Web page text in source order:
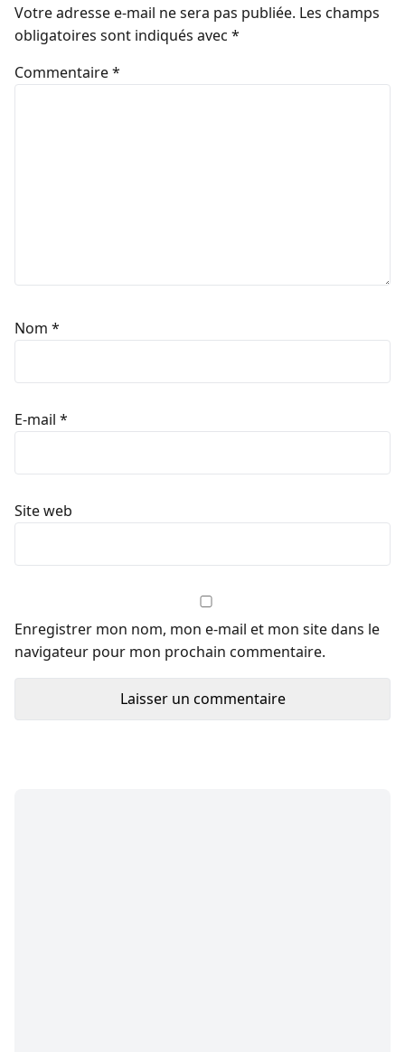
Votre adresse e-mail ne sera pas publiée. Les champs
obligatoires sont indiqués avec *
Commentaire*
Nom *
E-mail *
Site web
Enregistrer mon nom, mon e-mail et mon site dans le
navigateur pour mon prochain commentaire.